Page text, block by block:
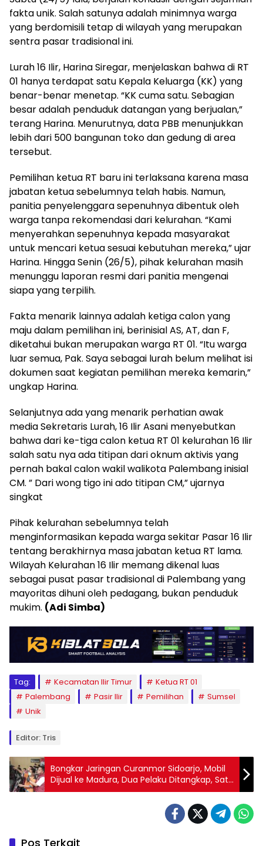
fakta unik. Salah satunya adalah minimnya warga
yang berdomisili tetap di wilayah yang merupakan
sentra pasar tradisional ini.
Lurah 16 Ilir, Harina Siregar, menjelaskan bahwa di RT
01 hanya terdapat satu Kepala Keluarga (KK) yang
benar-benar menetap. “KK cuma satu. Sebagian
besar adalah penduduk datangan yang berjualan,”
terang Harina. Menurutnya, data PBB menunjukkan
lebih dari 500 bangunan toko dan gedung di area
tersebut.
Pemilihan ketua RT baru ini terlaksana karena masa
jabatan ketua sebelumnya telah habis. Namun,
panitia penyelenggara sepenuhnya dibentuk oleh
warga tanpa rekomendasi dari kelurahan. “Kami
menyerahkan sepenuhnya kepada masyarakat
untuk mencari ketua sesuai kebutuhan mereka,” ujar
Harina. Hingga Senin (26/5), pihak kelurahan masih
menunggu laporan resmi dari panitia mengenai
siapa yang terpilih.
Fakta menarik lainnya adalah ketiga calon yang
maju dalam pemilihan ini, berinisial AS, AT, dan F,
diketahui bukan merupakan warga RT 01. “Itu warga
luar semua, Pak. Saya sebagai lurah belum melihat isi
dokumen saat kegiatan pemilihan mereka kemarin,”
ungkap Harina.
Selanjutnya ada yang menarik perhatian awak
media Sekretaris Lurah, 16 Ilir Asani menyebutkan
bahwa dari ke-tiga calon ketua RT 01 kelurahan 16 Ilir
salah satu nya ada titipan dari oknum aktivis yang
pernah bakal calon wakil walikota Palembang inisial
CM. ” Dari wong tigo ini ado titipan CM,” ujarnya
singkat
Pihak kelurahan sebelumnya telah
menginformasikan kepada warga sekitar Pasar 16 Ilir
tentang berakhirnya masa jabatan ketua RT lama.
Wilayah Kelurahan 16 Ilir memang dikenal luas
sebagai pusat pasar tradisional di Palembang yang
mayoritas dihuni oleh pedagang, bukan penduduk
mukim. (Adi Simba)
Tag: Kecamatan Ilir Timur
Ketua RT 01
Palembang
Pasir Ilir Pemilihan
Sumsel
Unik
Editor: Tris
Bongkar Jaringan Curanmor Sidoarjo, Mobil
Dijual ke Madura, Dua Pelaku Ditangkap, Satu
Kabur
Pos Terkait